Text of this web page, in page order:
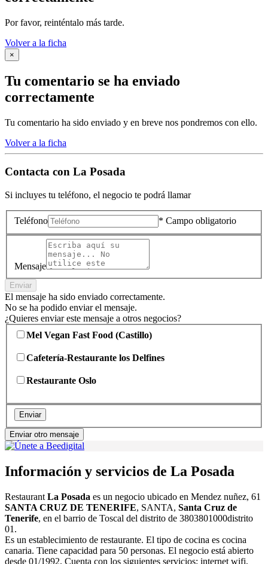
Por favor, reinténtalo más tarde.
Volver a la ficha
×
Tu comentario se ha enviado
correctamente
Tu comentario ha sido enviado y en breve nos pondremos con ello.
Volver a la ficha
Contacta con La Posada
Si incluyes tu teléfono, el negocio te podrá llamar
Teléfono * Campo obligatorio
Mensaje
Enviar
El mensaje ha sido enviado correctamente.
No se ha podido enviar el mensaje.
¿Quieres enviar este mensaje a otros negocios?
Mel Vegan Fast Food (Castillo)
Cafetería-Restaurante los Delfines
Restaurante Oslo
Enviar
Enviar otro mensaje
Información y servicios de La Posada
Restaurant La Posada es un negocio ubicado en Mendez nuñez, 61
SANTA CRUZ DE TENERIFE, SANTA, Santa Cruz de
Tenerife, en el barrio de Toscal del distrito de 3803801000distrito
01.
Es un establecimiento de restaurante. El tipo de cocina es cocina
canaria. Tiene capacidad para 50 personas. El negocio está abierto
desde 01/1992. Cuenta con los siguientes servicios: internet wifi,